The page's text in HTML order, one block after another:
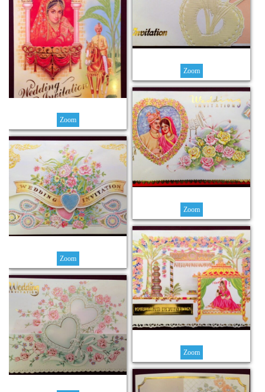
Zoom
Zoom
Zoom
Zoom
Zoom